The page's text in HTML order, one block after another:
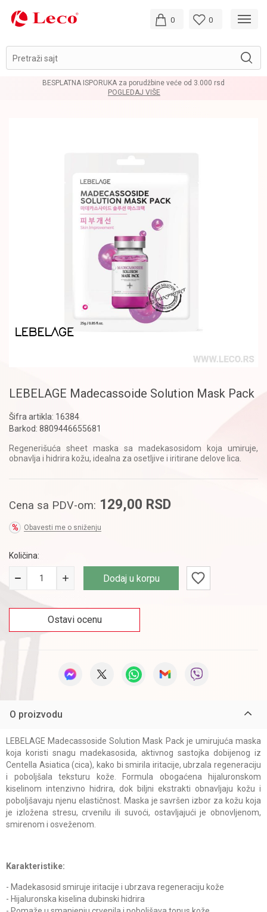
Pretraži sajt
0 0
BESPLATNA ISPORUKA za porudžbine veće od 3.000 rsd
POGLEDAJ VIŠE
LEBELAGE Madecassoide Solution Mask Pack
Šifra artikla: 16384
Barkod: 8809446655681
Regenerišuća sheet maska sa madekasosidom koja umiruje,
obnavlja i hidrira kožu, idealna za osetljive i iritirane delove lica.
Cena sa PDV-om: 129,00 RSD
Obavesti me o sniženju
Količina:
Dodaj u korpu
Ostavi ocenu
O proizvodu
LEBELAGE Madecassoside Solution Mask Pack je umirujuća maska
koja koristi snagu madekasosida, aktivnog sastojka dobijenog iz
Centella Asiatica (cica), kako bi smirila iritacije, ubrzala regeneraciju
i poboljšala teksturu kože. Formula obogaćena hijaluronskom
kiselinom intenzivno hidrira, dok biljni ekstrakti obnavljaju kožu i
poboljšavaju njenu elastičnost. Maska je savršen izbor za kožu koja
je izložena stresu, crvenilu ili suvoći, ostavljajući je obnovljenom,
smirenom i osveženom.
Karakteristike:
- Madekasosid smiruje iritacije i ubrzava regeneraciju kože
- Hijaluronska kiselina dubinski hidrira